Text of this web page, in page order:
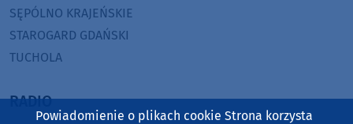
SĘPÓLNO KRAJEŃSKIE
STAROGARD GDAŃSKI
TUCHOLA
RADIO
Powiadomienie o plikach cookie Strona korzysta